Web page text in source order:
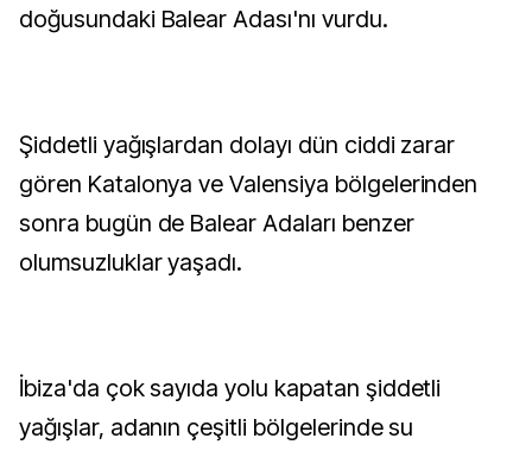
doğusundaki Balear Adası'nı vurdu.
Şiddetli yağışlardan dolayı dün ciddi zarar
gören Katalonya ve Valensiya bölgelerinden
sonra bugün de Balear Adaları benzer
olumsuzluklar yaşadı.
İbiza'da çok sayıda yolu kapatan şiddetli
yağışlar, adanın çeşitli bölgelerinde su